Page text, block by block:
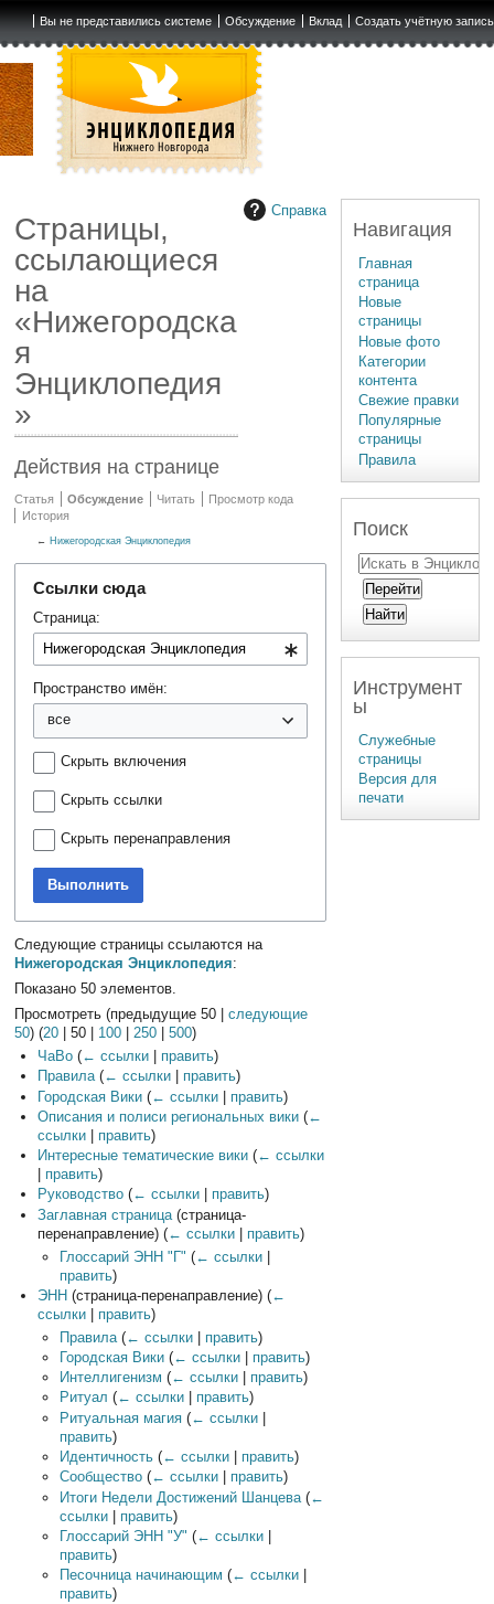
Вы не представились системе Обсуждение Вклад Создать учётную запись
Справка
Страницы,
ссылающиеся
на
«Нижегородска
я
Энциклопедия
»
Действия на странице
Статья Обсуждение Читать
Просмотр кода
История
← Нижегородская Энциклопедия
Ссылки сюда
Страница:
Пространство имён:
все
Скрыть включения
Скрыть ссылки
Скрыть перенаправления
Выполнить
Следующие страницы ссылаются на
Нижегородская Энциклопедия:
Показано 50 элементов.
Просмотреть (предыдущие 50 |следующие
50) (20 |50 100 |250 |500)
ЧаВо (← ссылки| править)
Правила (← ссылки| править)
Городская Вики (← ссылки| править)
Описания и полиси региональных вики (←
ссылки| править)
Интересные тематические вики (← ссылки
править)
Руководство (← ссылки| править)
Заглавная страница(страница-
перенаправление) (← ссылки| править)
Глоссарий ЭНН "Г" (← ссылки |
править)
ЭНН (страница-перенаправление) (←
ссылки| править)
Правила (← ссылки | править)
Городская Вики (← ссылки править)
Интеллигенизм (← ссылки править)
Ритуал (← ссылки править)
Ритуальная магия (← ссылки |
править)
Идентичность (← ссылки править)
Сообщество (← ссылки править)
Итоги Недели Достижений Шанцева (←
ссылки | править)
Глоссарий ЭНН "У" (← ссылки
править)
Песочница начинающим (← ссылки
править)
Навигация
Главная
страница
Новые
страницы
Новые фото
Категории
контента
Свежие правки
Популярные
страницы
Правила
Поиск
Инструмент
ы
Служебные
страницы
Версия для
печати